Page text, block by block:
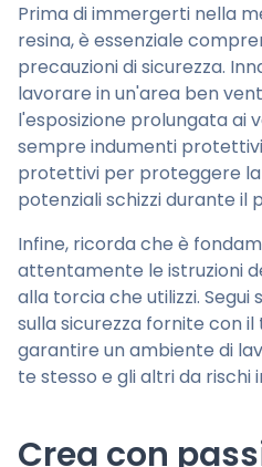
Prima di immergerti nella
resina, è essenziale
precauzioni di sicurezza.
lavorare in un'area ben
l'esposizione prolungata ai
sempre indumenti
protettivi per proteggere
potenziali schizzi durante il
Infine, ricorda che è
attentamente le istruzioni
alla torcia che utilizzi. Segui
sulla sicurezza fornite con
garantire un ambiente di
te stesso e gli altri da rischi
Crea con